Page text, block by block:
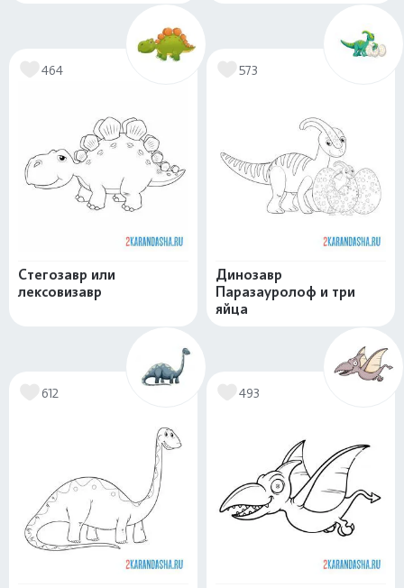
464
Стегозавр или
лексовизавр
573
Динозавр
Паразауролоф и три
яйца
612 493